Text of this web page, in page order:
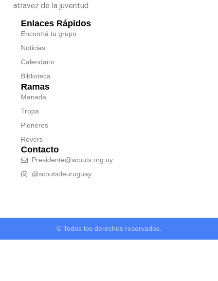
atravez de la juventud.
Enlaces Rápidos
Encontrá tu grupo
Noticias
Calendario
Biblioteca
Ramas
Manada
Tropa
Pioneros
Rovers
Contacto
Presidente@scouts.org.uy
@scoutsdeuruguay
© Todos los derechos reservados.